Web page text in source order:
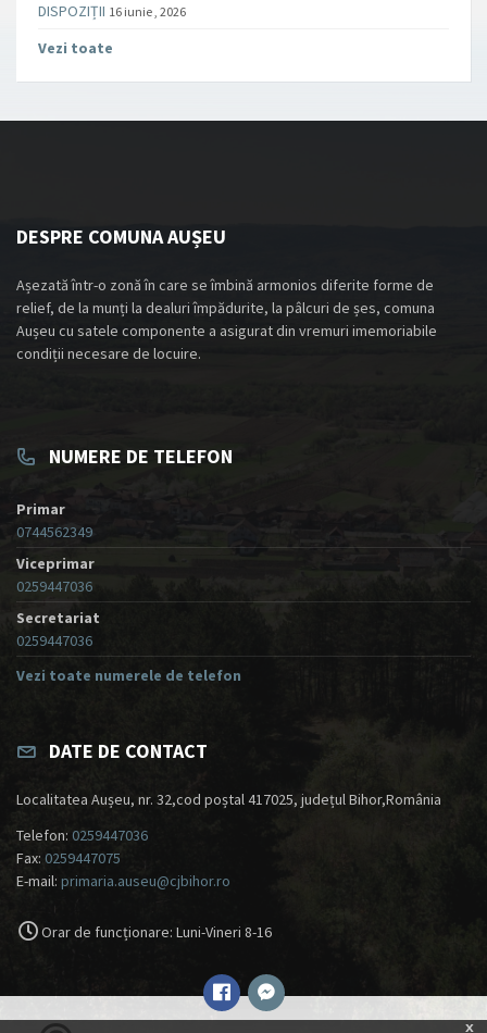
DISPOZIȚII 16 iunie , 2026
Vezi toate
x
DESPRE COMUNA AUȘEU
Așezată într-o zonă în care se îmbină armonios diferite forme de
relief, de la munți la dealuri împădurite, la pâlcuri de șes, comuna
Aușeu cu satele componente a asigurat din vremuri imemoriabile
condiții necesare de locuire.
NUMERE DE TELEFON
Primar
0744562349
Viceprimar
0259447036
Secretariat
0259447036
Vezi toate numerele de telefon
DATE DE CONTACT
Localitatea Aușeu, nr. 32,cod poștal 417025, județul Bihor,România
Telefon: 0259447036
Fax: 0259447075
E-mail: primaria.auseu@cjbihor.ro
Orar de funcționare: Luni-Vineri 8-16